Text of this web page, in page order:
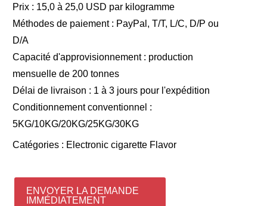
Prix : 15,0 à 25,0 USD par kilogramme
Méthodes de paiement : PayPal, T/T, L/C, D/P ou
D/A
Capacité d'approvisionnement : production
mensuelle de 200 tonnes
Délai de livraison : 1 à 3 jours pour l'expédition
Conditionnement conventionnel :
5KG/10KG/20KG/25KG/30KG
Catégories : Electronic cigarette Flavor
ENVOYER LA DEMANDE
IMMÉDIATEMENT